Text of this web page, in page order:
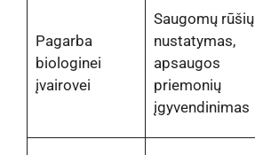
Pagarba
biologinei
įvairovei
Saugomų rūšių
nustatymas,
apsaugos
priemonių
įgyvendinimas